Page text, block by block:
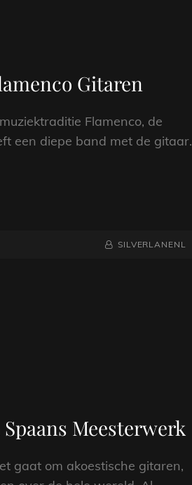
Gitaren
Flamenco, de
een diepe band met de gitaar.
NAAMREGEL
BYLINE
SILVERLANENL
Meesterwerk
gaat om akoestische gitaren,